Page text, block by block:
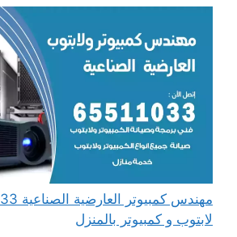
لابتوب و كمبيوتر بالمنزل